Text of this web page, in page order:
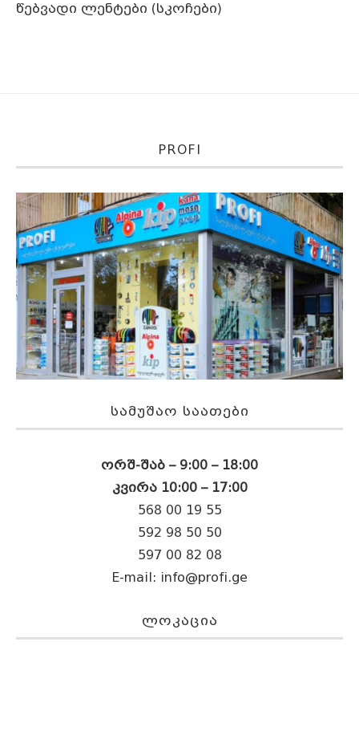
წებვადი ლენტები (სკოჩები)
PROFI
ᲡᲐᲛᲣᲨᲐᲝ ᲡᲐᲐᲗᲔᲑᲘ
ორშ-შაბ – 9:00 – 18:00
კვირა 10:00 – 17:00
568 00 19 55
592 98 50 50
597 00 82 08
E-mail: info@profi.ge
ᲚᲝᲙᲐᲪᲘᲐ